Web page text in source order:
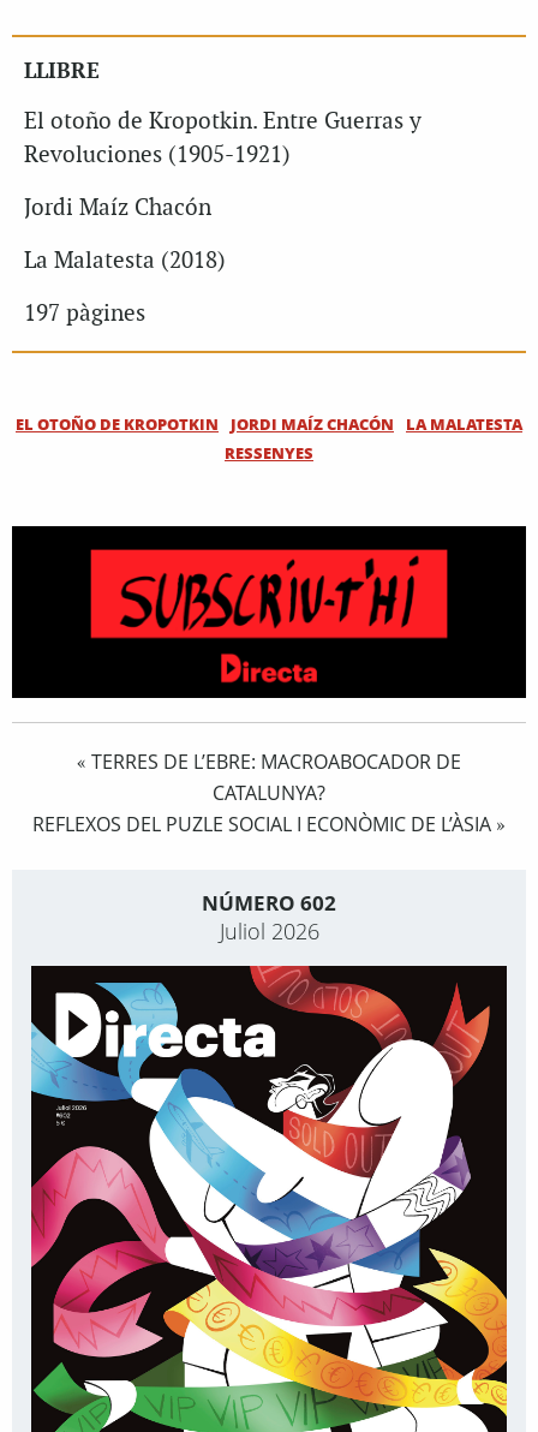
LLIBRE
El otoño de Kropotkin. Entre Guerras y
Revoluciones (1905-1921)
Jordi Maíz Chacón
La Malatesta (2018)
197 pàgines
EL OTOÑO DE KROPOTKIN JORDI MAÍZ CHACÓN
LA MALATESTA
RESSENYES
« TERRES DE L’EBRE: MACROABOCADOR DE
CATALUNYA?
REFLEXOS DEL PUZLE SOCIAL I ECONÒMIC DE L’ÀSIA »
NÚMERO 602
Juliol 2026